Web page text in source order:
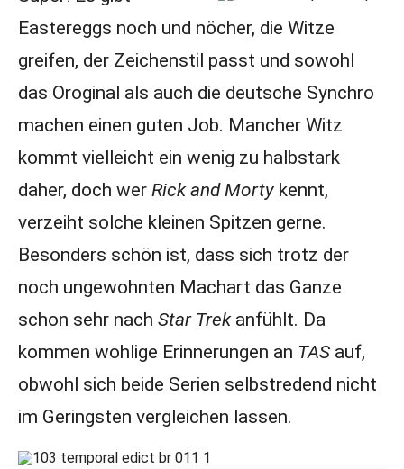
Eastereggs noch und nöcher, die Witze
greifen, der Zeichenstil passt und sowohl
das Oroginal als auch die deutsche Synchro
machen einen guten Job. Mancher Witz
kommt vielleicht ein wenig zu halbstark
daher, doch wer Rick and Mortykennt,
verzeiht solche kleinen Spitzen gerne.
Besonders schön ist, dass sich trotz der
noch ungewohnten Machart das Ganze
schon sehr nach Star Trekanfühlt. Da
kommen wohlige Erinnerungen an TASauf,
obwohl sich beide Serien selbstredend nicht
im Geringsten vergleichen lassen.